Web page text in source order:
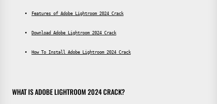
Features of Adobe Lightroom 2024 Crack
Download Adobe Lightroom 2024 Crack
How To Install Adobe Lightroom 2024 Crack
WHAT IS ADOBE LIGHTROOM 2024 CRACK?